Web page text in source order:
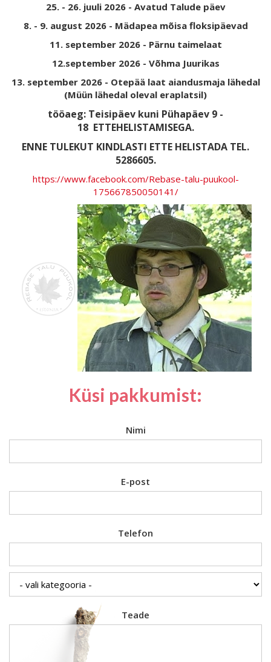
25. - 26. juuli 2026 - Avatud Talude päev
8. - 9. august 2026 - Mädapea mõisa floksipäevad
11. september 2026 - Pärnu taimelaat
12.september 2026 - Võhma Juurikas
13. september 2026 - Otepää laat aiandusmaja lähedal
(Müün lähedal oleval eraplatsil)
tööaeg: Teisipäev kuni Pühapäev 9 -
18 ETTEHELISTAMISEGA.
ENNE TULEKUT KINDLASTI ETTE HELISTADA TEL.
5286605.
https://www.facebook.com/Rebase-talu-puukool-
175667850050141/
Küsi pakkumist:
Nimi
E-post
Telefon
Teade